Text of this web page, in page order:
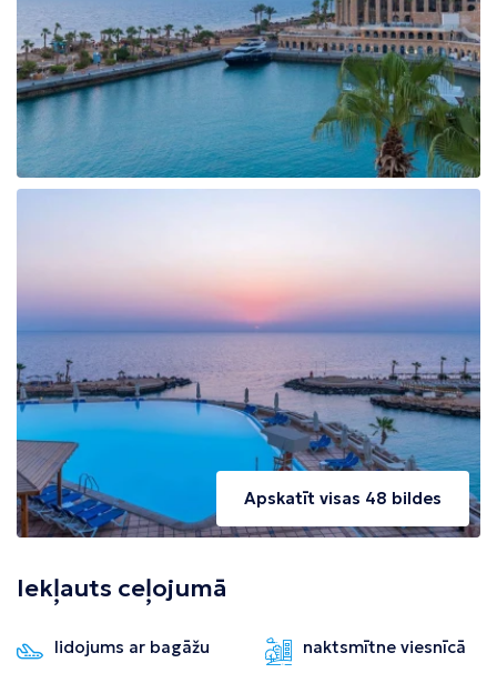
Apskatīt visas 48 bildes
Iekļauts ceļojumā
lidojums ar bagāžu naktsmītne viesnīcā